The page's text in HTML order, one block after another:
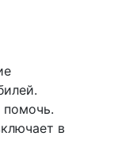
помочь.
в